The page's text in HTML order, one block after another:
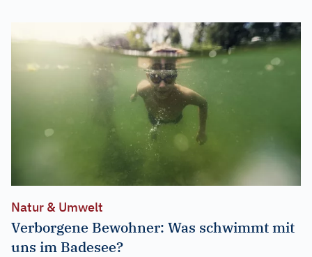
Natur & Umwelt
Verborgene Bewohner: Was schwimmt mit
uns im Badesee?